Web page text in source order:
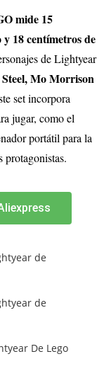
mide 15
18 centímetros de
de Lightyear
Mo Morrison
set incorpora
jugar, como el
portátil para la
protagonistas.